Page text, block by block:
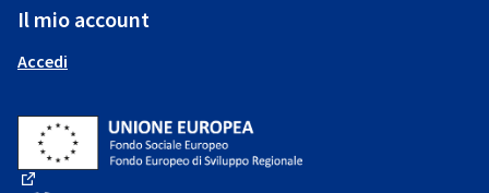
Il mio account
Accedi